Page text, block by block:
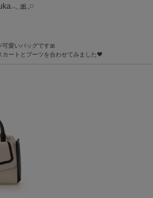
愛いバッグです🎀
ートとブーツを合わせてみました🖤